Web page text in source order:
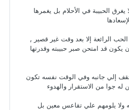
الحبيبة في الأحلام بل يغمرها
الرائعة إلا بعد وقت غير قصير ,
يكون قد امتحن صبر حبيبته وقدرتها
إلي جانبه وفي الوقت نفسه تكون
جوا من الاستقرار والهدوء
ولا يلومهم علي تقاعس معين بل